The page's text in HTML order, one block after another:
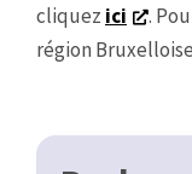
cliquez ici
.
région